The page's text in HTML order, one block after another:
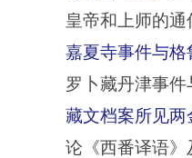
皇帝和上师的
嘉夏寺事件与
罗卜藏丹津事
藏文档案所见两
论《西番译